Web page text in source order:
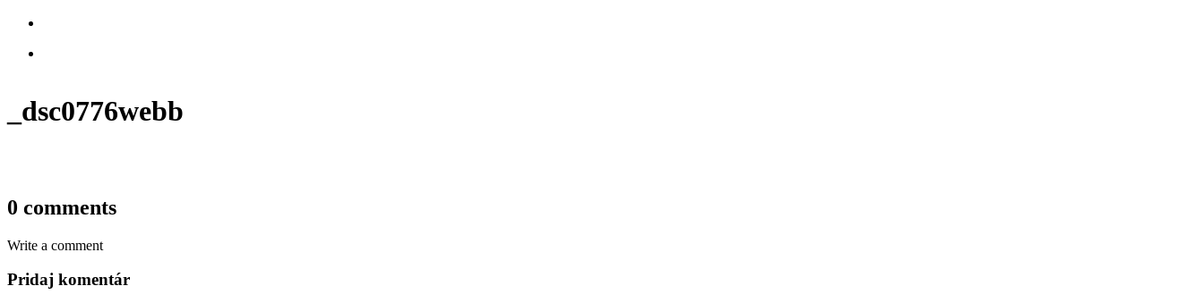
_dsc0776webb
0 comments
Write a comment
Pridaj komentár